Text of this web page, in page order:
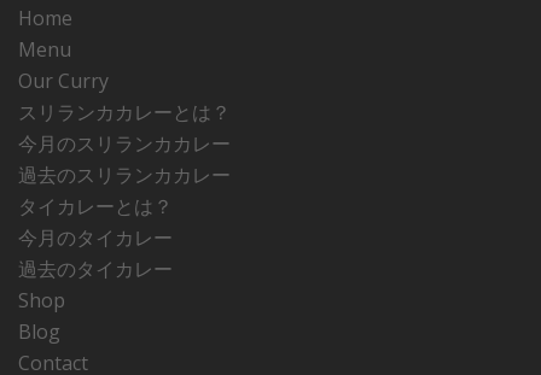
Home
Menu
Our Curry
スリランカカレーとは？
今月のスリランカカレー
過去のスリランカカレー
タイカレーとは？
今月のタイカレー
過去のタイカレー
Shop
Blog
Contact